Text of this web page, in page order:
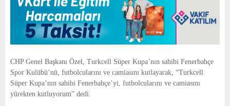
E
N
CHP Genel Başkanı Özel, Turkcell Süper Kupa’nın sahibi Fenerbahçe
Spor Kulübü’nü, futbolcularını ve camiasını kutlayarak, “Turkcell
Süper Kupa’nın sahibi Fenerbahçe’yi, futbolcularını ve camiasını
yürekten kutluyorum” dedi.